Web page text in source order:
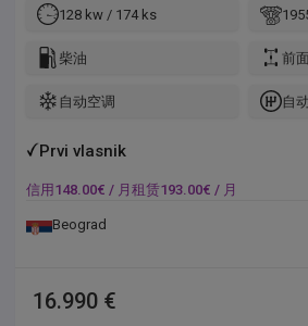
prolazi detaljnu proveru, dijagnostiku i
Najpovoljnija fiksna kamata 4, 99%
kratkom roku; Primer kredita: • Učešće
Učešće 7.000 eur; • Mesečna rata: 193
senzori napred i nazad; • InteliLux svetla
Kamera za vožnju unazad; • Navigacija; •
sedišta; • Grejanje volana; • Quick Clear -
tehničkog pregleda i registracije – bez
128 kw / 174 ks
柴油 前
自动空调 自动
Prvi vlasnik
信用 148.00€ / 月 租赁193.00€ / 月
Beograd
16.990 €